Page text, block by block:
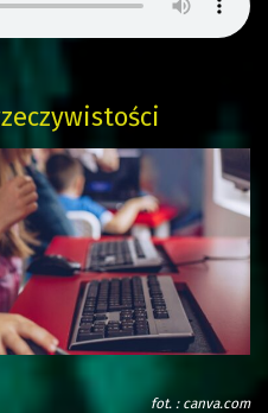
fot. : canva.com